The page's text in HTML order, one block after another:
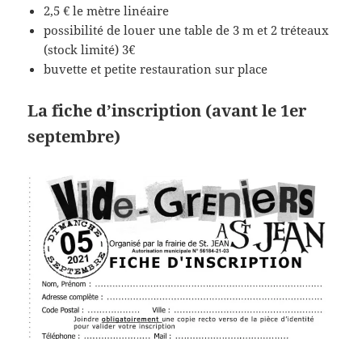
2,5 € le mètre linéaire
possibilité de louer une table de 3 m et 2 tréteaux
(stock limité) 3€
buvette et petite restauration sur place
La fiche d’inscription (avant le 1er
septembre)